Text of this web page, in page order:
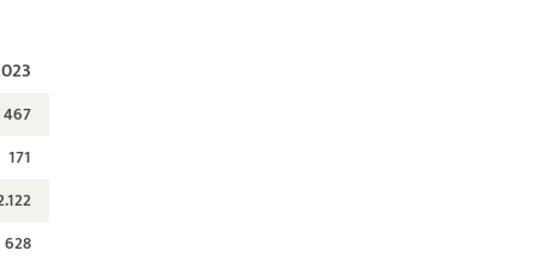
467
171
628